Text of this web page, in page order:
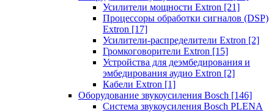
Усилители мощности Extron [21]
Процессоры обработки сигналов (DSP)
Extron [17]
Усилители-распределители Extron [2]
Громкоговорители Extron [15]
Устройства для деэмбедирования и
эмбедирования аудио Extron [2]
Кабели Extron [1]
Оборудование звукоусиления Bosch [146]
Система звукоусиления Bosch PLENA